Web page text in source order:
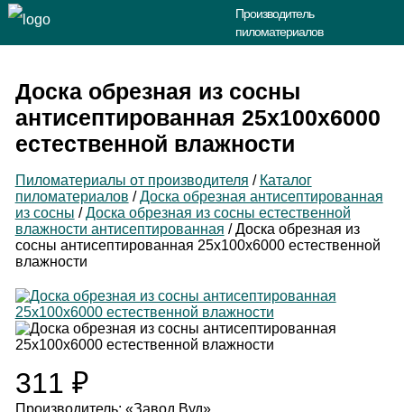
Производитель
пиломатериалов
Доска обрезная из сосны
антисептированная 25х100х6000
естественной влажности
Пиломатериалы от производителя / Каталог
пиломатериалов / Доска обрезная антисептированная
из сосны / Доска обрезная из сосны естественной
влажности антисептированная /Доска обрезная из
сосны антисептированная 25х100х6000 естественной
влажности
311 ₽
Производитель: «Завод Вуд»